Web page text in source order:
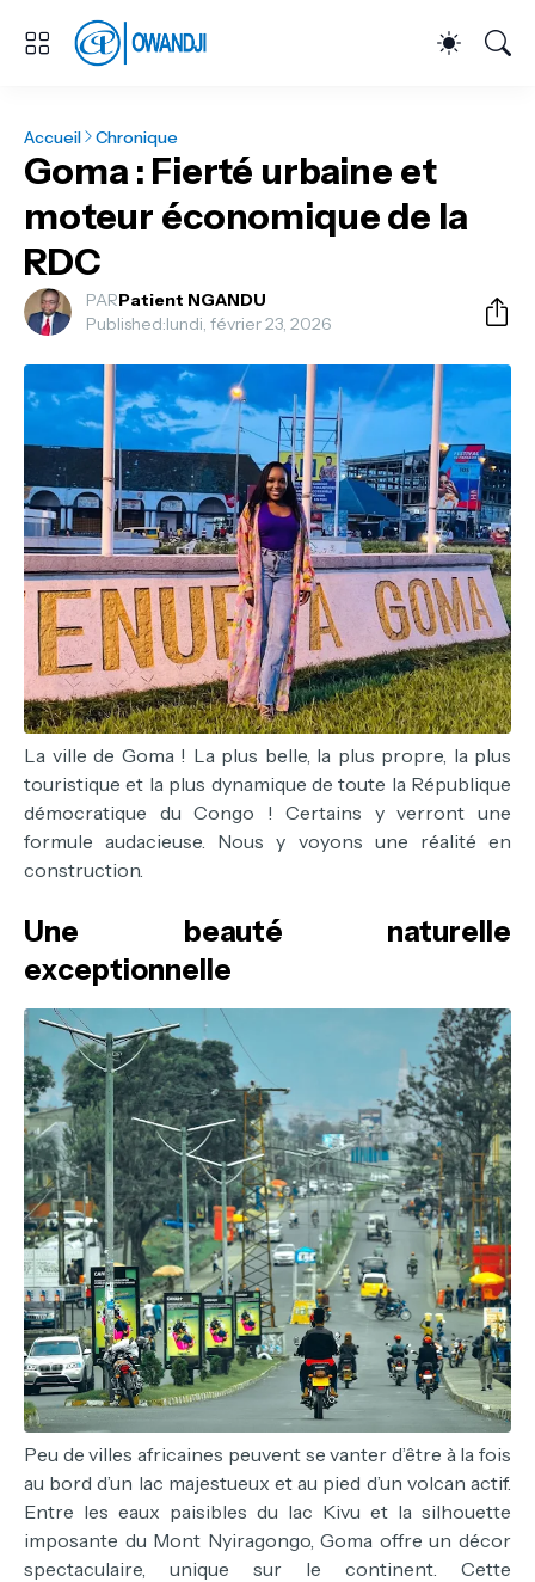
Accueil Chronique
Goma : Fierté urbaine et
moteur économique de la
RDC
PARPatient NGANDU
Published:lundi, février 23, 2026
La ville de Goma ! La plus belle, la plus propre, la plus
touristique et la plus dynamique de toute la République
démocratique du Congo ! Certains y verront une
formule audacieuse. Nous y voyons une réalité en
construction.
Une beauté naturelle
exceptionnelle
Peu de villes africaines peuvent se vanter d’être à la fois
au bord d’un lac majestueux et au pied d’un volcan actif.
Entre les eaux paisibles du lac Kivu et la silhouette
imposante du Mont Nyiragongo, Goma offre un décor
spectaculaire, unique sur le continent. Cette